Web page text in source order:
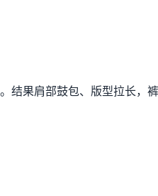
结果肩部鼓包、版型拉长，